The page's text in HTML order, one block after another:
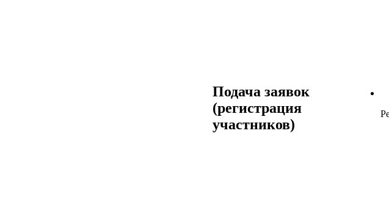
Подача заявок
(регистрация
участников)